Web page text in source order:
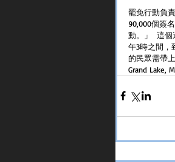
罷免行動負
90,000個簽
動。」  這個
午3時之間，
的民眾需帶
Grand Lake,